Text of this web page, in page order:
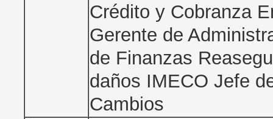
Crédito y Cobranza
Gerente de
de Finanzas
daños IMECO Jefe
Cambios